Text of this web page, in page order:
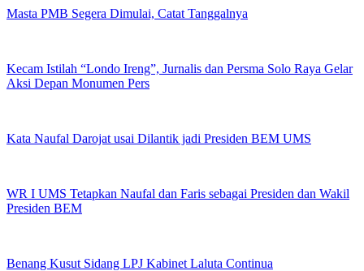
Masta PMB Segera Dimulai, Catat Tanggalnya
Kecam Istilah “Londo Ireng”, Jurnalis dan Persma Solo Raya Gelar
Aksi Depan Monumen Pers
Kata Naufal Darojat usai Dilantik jadi Presiden BEM UMS
WR I UMS Tetapkan Naufal dan Faris sebagai Presiden dan Wakil
Presiden BEM
Benang Kusut Sidang LPJ Kabinet Laluta Continua